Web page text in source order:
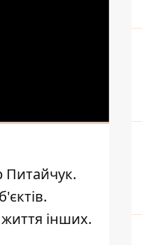
Питайчук.
життя інших.